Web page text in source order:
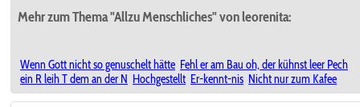
Mehr zum Thema "Allzu Menschliches" von leorenita:
Wenn Gott nicht so genuschelt hätte Fehl er am Bau oh, der kühnst leer Pech
ein R leih T dem an der N Hochgestellt Er-kennt-nis Nicht nur zum Kafee